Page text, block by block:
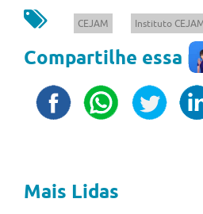
CEJAM Instituto
Compartilhe essa
Mais Lidas